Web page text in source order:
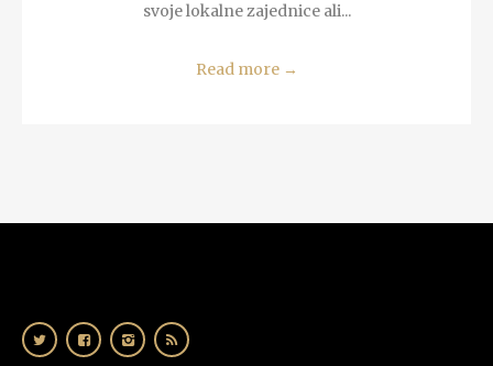
svoje lokalne zajednice ali...
Read more →